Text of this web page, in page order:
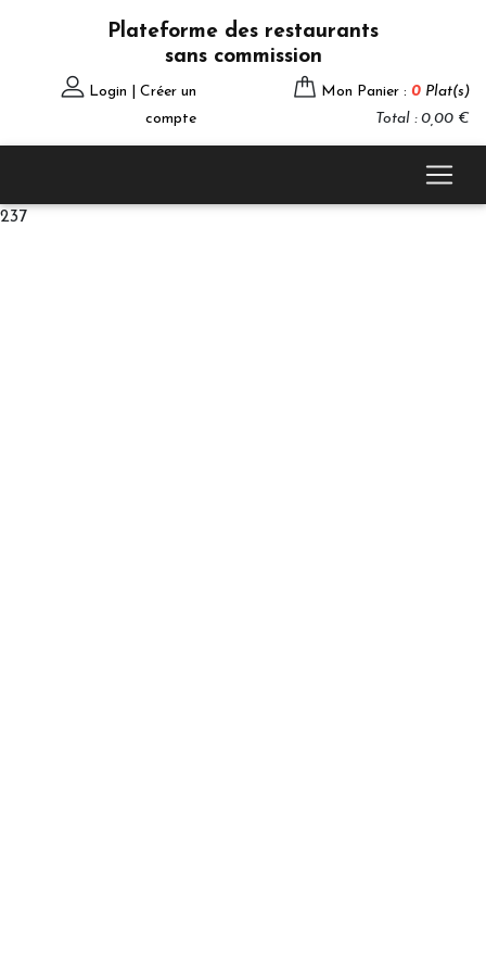
Plateforme des restaurants
sans commission
Login | Créer un
compte
Mon Panier : 0 Plat(s)
Total : 0,00 €
237